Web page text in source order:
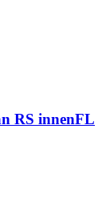
RS innenFL